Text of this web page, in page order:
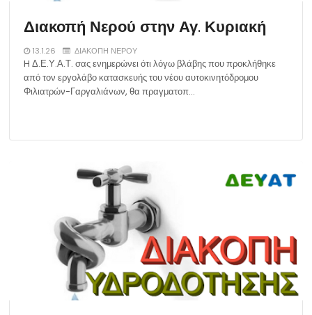
Διακοπή Νερού στην Αγ. Κυριακή
13.1.26 ΔΙΑΚΟΠΗ ΝΕΡΟΥ
H Δ.Ε.Υ.Α.Τ. σας ενημερώνει ότι λόγω βλάβης που προκλήθηκε
από τον εργολάβο κατασκευής του νέου αυτοκινητόδρομου
Φιλιατρών-Γαργαλιάνων, θα πραγματοπ…